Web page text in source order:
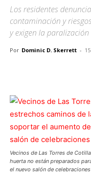
Los residentes
contaminación y
y exigen la
Por Dominic D. Skerrett -
Vecinos de Las Torres de
huerta no están preparados
el nuevo salón de